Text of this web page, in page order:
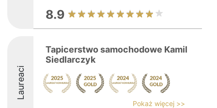
8.9
Laureaci
Tapicerstwo samochodowe Kamil
Siedlarczyk
Pokaż więcej >>